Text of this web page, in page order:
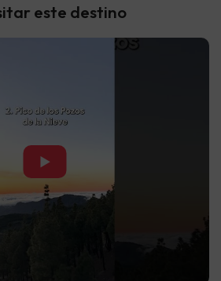
este destino
▶